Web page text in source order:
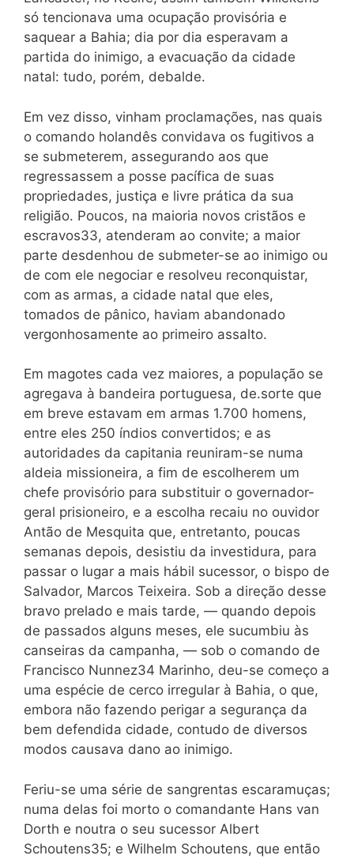
só tencionava uma ocupação provisória e
saquear a Bahia; dia por dia esperavam a
partida do inimigo, a evacuação da cidade
natal: tudo, porém, debalde.
Em vez disso, vinham proclamações, nas quais
o comando holandês convidava os fugitivos a
se submeterem, assegurando aos que
regressassem a posse pacífica de suas
propriedades, justiça e livre prática da sua
religião. Poucos, na maioria novos cristãos e
escravos33, atenderam ao convite; a maior
parte desdenhou de submeter-se ao inimigo ou
de com ele negociar e resolveu reconquistar,
com as armas, a cidade natal que eles,
tomados de pânico, haviam abandonado
vergonhosamente ao primeiro assalto.
Em magotes cada vez maiores, a população se
agregava à bandeira portuguesa, de.sorte que
em breve estavam em armas 1.700 homens,
entre eles 250 índios convertidos; e as
autoridades da capitania reuniram-se numa
aldeia missioneira, a fim de escolherem um
chefe provisório para substituir o governador-
geral prisioneiro, e a escolha recaiu no ouvidor
Antão de Mesquita que, entretanto, poucas
semanas depois, desistiu da investidura, para
passar o lugar a mais hábil sucessor, o bispo de
Salvador, Marcos Teixeira. Sob a direção desse
bravo prelado e mais tarde, — quando depois
de passados alguns meses, ele sucumbiu às
canseiras da campanha, — sob o comando de
Francisco Nunnez34 Marinho, deu-se começo a
uma espécie de cerco irregular à Bahia, o que,
embora não fazendo perigar a segurança da
bem defendida cidade, contudo de diversos
modos causava dano ao inimigo.
Feriu-se uma série de sangrentas escaramuças;
numa delas foi morto o comandante Hans van
Dorth e noutra o seu sucessor Albert
Schoutens35; e Wilhelm Schoutens, que então